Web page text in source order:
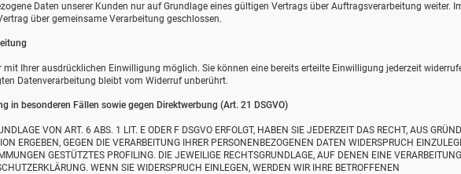
Daten unserer Kunden nur auf Grundlage eines gültigen Vertrags über Auftragsverarbeitung weiter.
über gemeinsame Verarbeitung geschlossen.
Ihrer ausdrücklichen Einwilligung möglich. Sie können eine bereits erteilte Einwilligung jederzeit
Datenverarbeitung bleibt vom Widerruf unberührt.
in besonderen Fällen sowie gegen Direktwerbung (Art. 21 DSGVO)
VON ART. 6 ABS. 1 LIT. E ODER F DSGVO ERFOLGT, HABEN SIE JEDERZEIT DAS RECHT, AUS
ERGEBEN, GEGEN DIE VERARBEITUNG IHRER PERSONENBEZOGENEN DATEN WIDERSPRUCH
GESTÜTZTES PROFILING. DIE JEWEILIGE RECHTSGRUNDLAGE, AUF DENEN EINE VERARBEITUNG
WENN SIE WIDERSPRUCH EINLEGEN, WERDEN WIR IHRE BETROFFENEN